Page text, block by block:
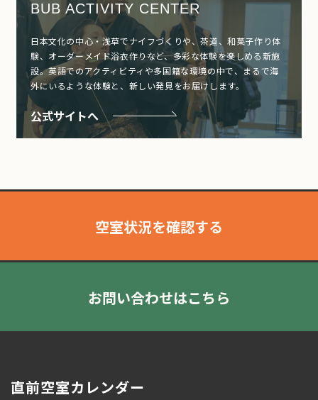
BUB ACTIVITY CENTER
日本文化の中心・浅草でナイフづくりや、茶道、和菓子作り体
験、オーダーメイド浴衣作りなど、多彩な体験を楽しめる新施
設。英語でのアクティビティや多国籍な環境の中で、まるで海
外にいるような体験と、新しい発見をお届けします。
公式サイトへ
空室状況を確認する
お問い合わせはこちら
直前空室カレンダー